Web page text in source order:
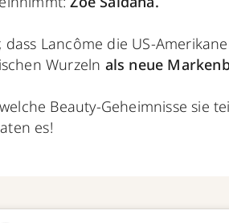
dass Lancôme die US-
Wurzeln als neue
Beauty-Geheimnisse sie
es!